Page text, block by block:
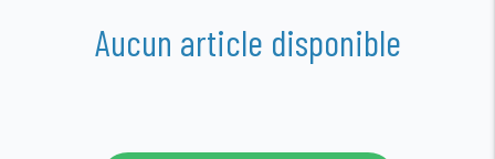
Aucun article disponible